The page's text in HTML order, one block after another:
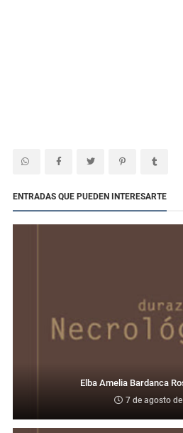
ENTRADAS QUE PUEDEN INTERESARTE
Elba Amelia Bardanca
7 de agosto